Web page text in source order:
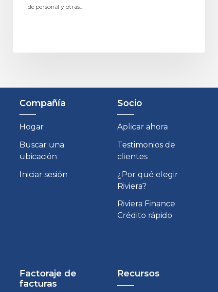
de personal y otras…
Compañía
Hogar
Buscar una
ubicación
Iniciar sesión
Socio
Aplicar ahora
Testimonios de
clientes
¿Por qué elegir
Riviera?
Riviera Finance
Crédito rápido
Factoraje de
facturas
Recursos